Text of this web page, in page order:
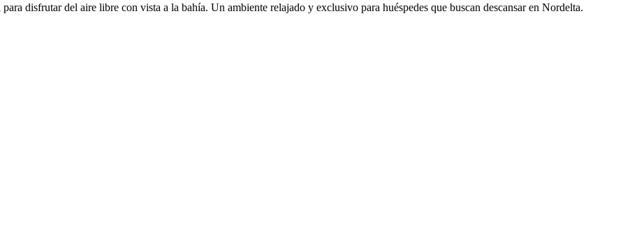
disfrutar del aire libre con vista a la bahía. Un ambiente relajado y exclusivo para huéspedes que buscan descansar en Nordelta.